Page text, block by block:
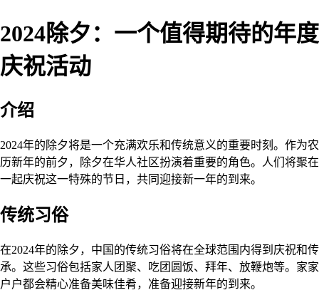
2024除夕：一个值得期待的年度
庆祝活动
介绍
2024年的除夕将是一个充满欢乐和传统意义的重要时刻。作为农
历新年的前夕，除夕在华人社区扮演着重要的角色。人们将聚在
一起庆祝这一特殊的节日，共同迎接新一年的到来。
传统习俗
在2024年的除夕，中国的传统习俗将在全球范围内得到庆祝和传
承。这些习俗包括家人团聚、吃团圆饭、拜年、放鞭炮等。家家
户户都会精心准备美味佳肴，准备迎接新年的到来。